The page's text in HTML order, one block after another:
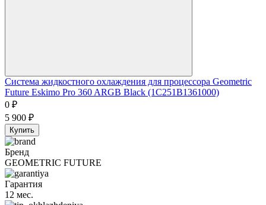
Система жидкостного охлаждения для процессора Geometric
Future Eskimo Pro 360 ARGB Black (1C251B1361000)
0 ₽
5 900 ₽
Купить
Бренд
GEOMETRIC FUTURE
Гарантия
12 мес.